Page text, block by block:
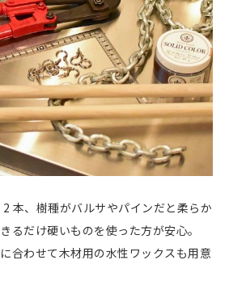
本、樹種がバルサやパインだと柔らか
るだけ硬いものを使った方が安心。
合わせて木材用の水性ワックスも用意